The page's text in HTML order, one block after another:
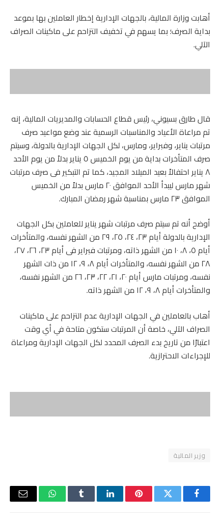
أهابت وزارة المالية، بالجهات الإدارية إخطار العاملين بها بموعد
بداية الصرف؛ بما يسهم في تخفيف التزاحم على ماكينات الصراف
الآلي.
قال طارق بسيوني، رئيس قطاع الحسابات والمديريات المالية، إنه
تم مراعاة الأعياد والمناسبات الرسمية عند وضع مواعيد صرف
مرتبات يناير، وفبراير، ومارس، لكل الجهات الإدارية بالدولة، وسيتم
صرف المتأخرات بداية من يوم الخميس ٥ يناير بدلاً من يوم الأحد
٨ يناير احتفالاً بعيد الميلاد المجيد، كما تم التبكير فى صرف مرتبات
شهر مارس ليبدأ الأحد الموافق ٢٠ مارس بدلاً من الخميس
الموافق ٢٣ مارس بمناسبة شهر رمضان المبارك.
أوضح أنه تم سيتم صرف مرتبات شهر يناير للعاملين بكل الجهات
الإدارية بالدولة أيام ٢٣، ٢٤، ٢٥، ٢٩ من الشهر نفسه، والمتأخرات
أيام ٥، ٨، ١٠ من الشهر ذاته، ومرتبات فبراير فى أيام ٢٣، ٢٦، ٢٧،
٢٨ من الشهر نفسه، والمتأخرات أيام ٨، ٩، ١٢ من ذات الشهر
نفسه، ومرتبات مارس أيام ٢٠، ٢١، ٢٢، ٢٣، ٢٦ من الشهر نفسه،
والمتأخرات أيام ٨، ٩، ١٢ من الشهر ذاته.
أهاب بالعاملين في الجهات الإدارية عدم التزاحم على ماكينات
الصراف الآلي، خاصة أن المرتبات ستكون متاحة في أي وقت
اعتبارًا من تاريخ بدء الصرف المحدد لكل الجهات الإدارية ومراعاة
للإجراءات الاحترازية.
وزير المالية
فيسبوكتويتر بينتيريستلينكدإن Tumblr واتسابالبريد